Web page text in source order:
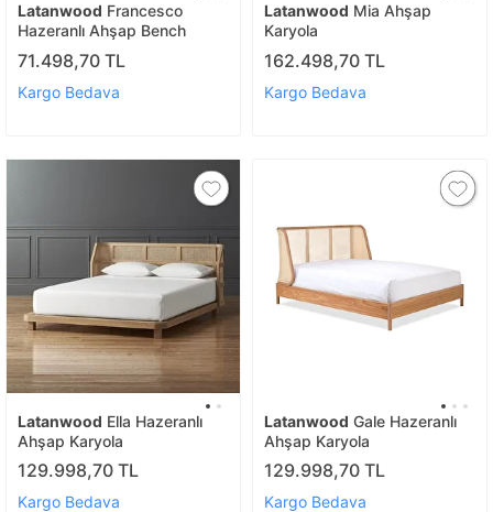
Latanwood Francesco
Hazeranlı Ahşap Bench
71.498,70 TL
Kargo Bedava
Latanwood Mia Ahşap
Karyola
162.498,70 TL
Kargo Bedava
Latanwood Ella Hazeranlı
Ahşap Karyola
129.998,70 TL
Kargo Bedava
Latanwood Gale Hazeranlı
Ahşap Karyola
129.998,70 TL
Kargo Bedava